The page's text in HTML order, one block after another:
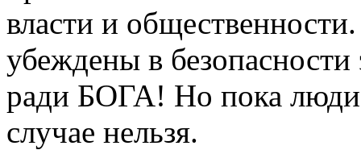
власти и
убеждены в
ради БОГА! Но пока люди
случае нельзя.